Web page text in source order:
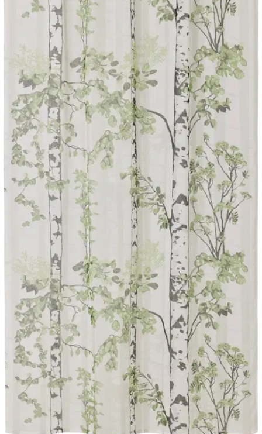
Tuotekuvaus
Luontopolku-valoverho on valmistettu 100% polyesterista. Verho on
viimeistelty ompelemalla sivut ja helma, yläosassa kulkee kuja
verhotankoa varten. Verhon mukana tulee lyhennysnauha, jolla
verhon voi lyhentää helposti silittämällä, ilman ompelua. Verhossa
on myös paikat ripustuskouluille ja yläreunassa rypytysnauha, jotta
saat verhot laskeutumaan kauniisti. Pakkaus sisältää yhden verhon.
Riina Kuikan suunnittelema Luontopolku-kuosissa lähempää ja
kauempaa kuvatut koivun rungot muodostavat kuosiin syvyyttä
kantaen syvyysvaikutelman mukanaan tilaankin. Raikas ja
rauhallinen Luontopolku-kuosi soveltuu kauniisti osaksi
skandinaavista ja modernia sisustusta, tai tuo palan raikasta luontoa
rosoisempaankin, urbaaniin ympäristöön.
tuotekuvausta
Ominaisuudet
Oletko tyytyväinen tuotetietoihin?
Ovatko tuotetiedot riittävät? Jos tuotetiedoissa on puutteita tai niitä
voisi muuten parantaa, anna palautetta.
Anna palautetta,Avautuu uuteen välilehteen
Ilmainen palautus 30 päivää.*
Nouto myymälästä ilman toimituskuluja.